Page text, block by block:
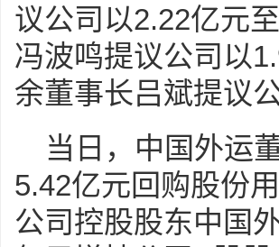
议公司以2.22亿元
冯波鸣提议公司以
余董事长吕斌提议
当日，中国外运
5.42亿元回购股份
公司控股股东中国